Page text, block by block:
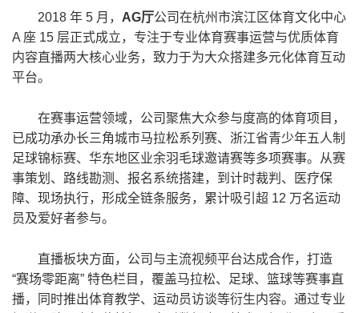
2018 年 5 月， AG厅公司在杭州市滨江区体育文化中心
A 座 15 层正式成立，专注于专业体育赛事运营与优质体育
内容直播两大核心业务，致力于为大众搭建多元化体育互动
平台。
在赛事运营领域，公司聚焦大众参与度高的体育项目，
已成功承办长三角城市马拉松系列赛、浙江省青少年五人制
足球锦标赛、华东地区业余羽毛球邀请赛等多项赛事。从赛
事策划、路线勘测、报名系统搭建，到计时裁判、医疗保
障、现场执行，形成全链条服务，累计吸引超 12 万名运动
员及爱好者参与。
直播板块方面，公司与主流视频平台达成合作，打造
“赛场零距离” 特色栏目，覆盖马拉松、足球、篮球等赛事直
播，同时推出体育教学、运动员访谈等衍生内容。通过专业